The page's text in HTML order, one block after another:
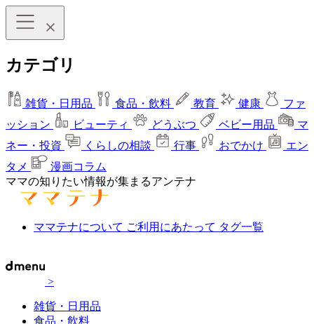
カテゴリ
雑貨・日用品 食品・飲料 教育 健康
ファ
ッション
ビューティ どうぶつ ベビー用品
マ
ネー・投資
くらしの相談 行事 おでかけ
エン
タメ
漫画コラム
ママの知りたい情報が集まるアンテナ
ママテナについて ご利用にあたって タグ一覧
>
雑貨・日用品
食品・飲料